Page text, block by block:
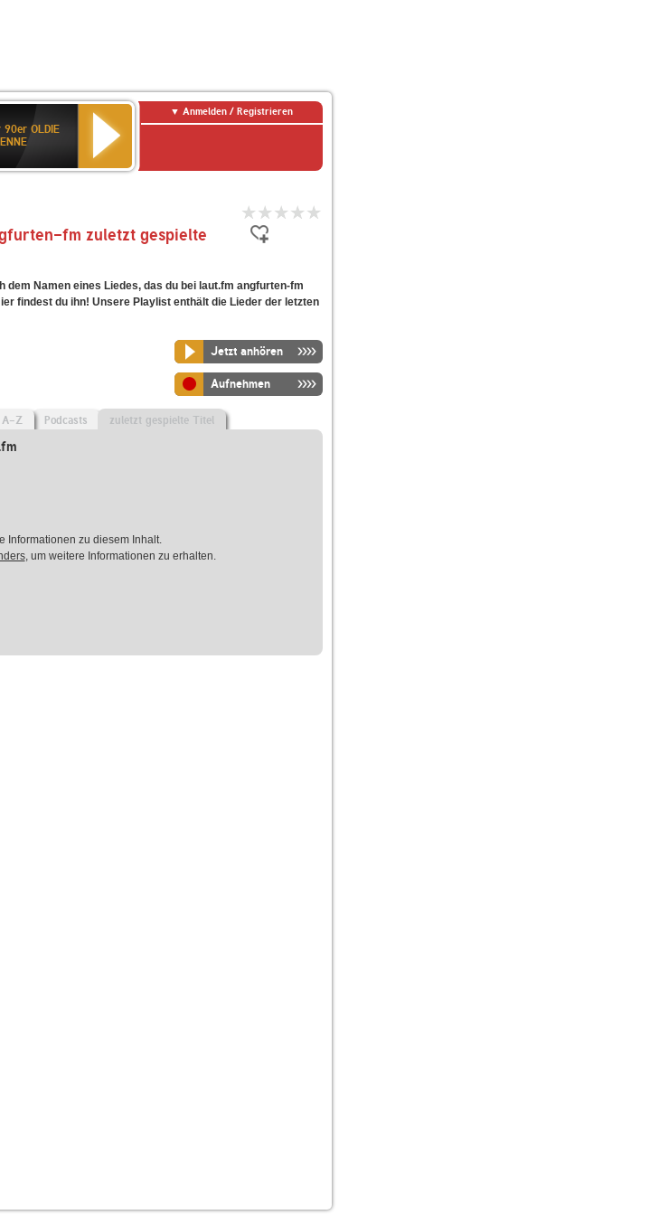
90er OLDIE
Anmelden / Registrieren
fm zuletzt gespielte
dem Namen eines Liedes, das du bei laut.fm angfurten-fm
findest du ihn! Unsere Playlist enthält die Lieder der letzten
Jetzt anhören
Aufnehmen
A-Z Podcasts zuletzt gespielte Titel
Informationen zu diesem Inhalt.
, um weitere Informationen zu erhalten.